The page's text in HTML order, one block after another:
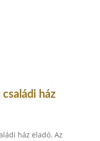
ház
ház eladó. Az